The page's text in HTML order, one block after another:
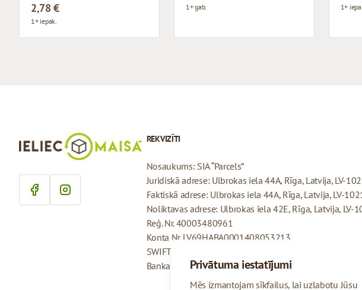
2,78 €
1+ iepak.
1+ gab. 1+
Privātuma iestatījumi
Mēs izmantojam sīkfailus, lai uzlabotu Jūsu
REKVIZĪTI
Nosaukums: SIA “Parcels”
Juridiskā adrese: Ulbrokas iela 44A, Rīga, Latvija, LV-
Faktiskā adrese: Ulbrokas iela 44A, Rīga, Latvija, LV-
Noliktavas adrese: Ulbrokas iela 42E, Rīga, Latvija, LV-
Reģ. Nr. 40003480961
Konta Nr. LV69HABA0001408053213
SWIFT: HABALV22
Banka: AS Swedbank